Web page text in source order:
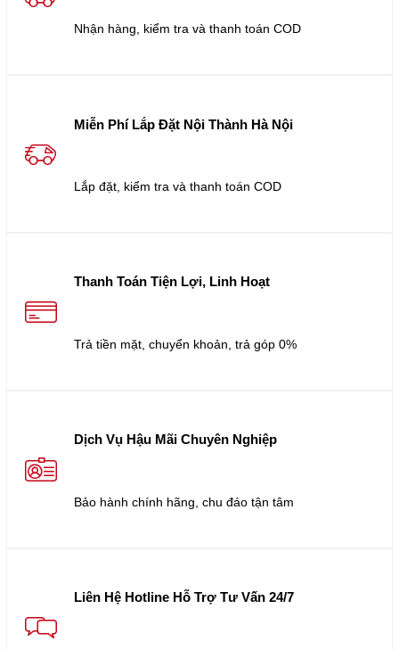
Nhận hàng, kiểm tra và thanh toán COD
Miễn Phí Lắp Đặt Nội Thành Hà Nội
Lắp đặt, kiểm tra và thanh toán COD
Thanh Toán Tiện Lợi, Linh Hoạt
Trả tiền mặt, chuyển khoản, trả góp 0%
Dịch Vụ Hậu Mãi Chuyên Nghiệp
Bảo hành chính hãng, chu đáo tận tâm
Liên Hệ Hotline Hỗ Trợ Tư Vấn 24/7